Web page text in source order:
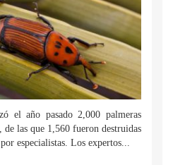
el año pasado 2,000 palmeras
las que 1,560 fueron destruidas
especialistas. Los expertos...